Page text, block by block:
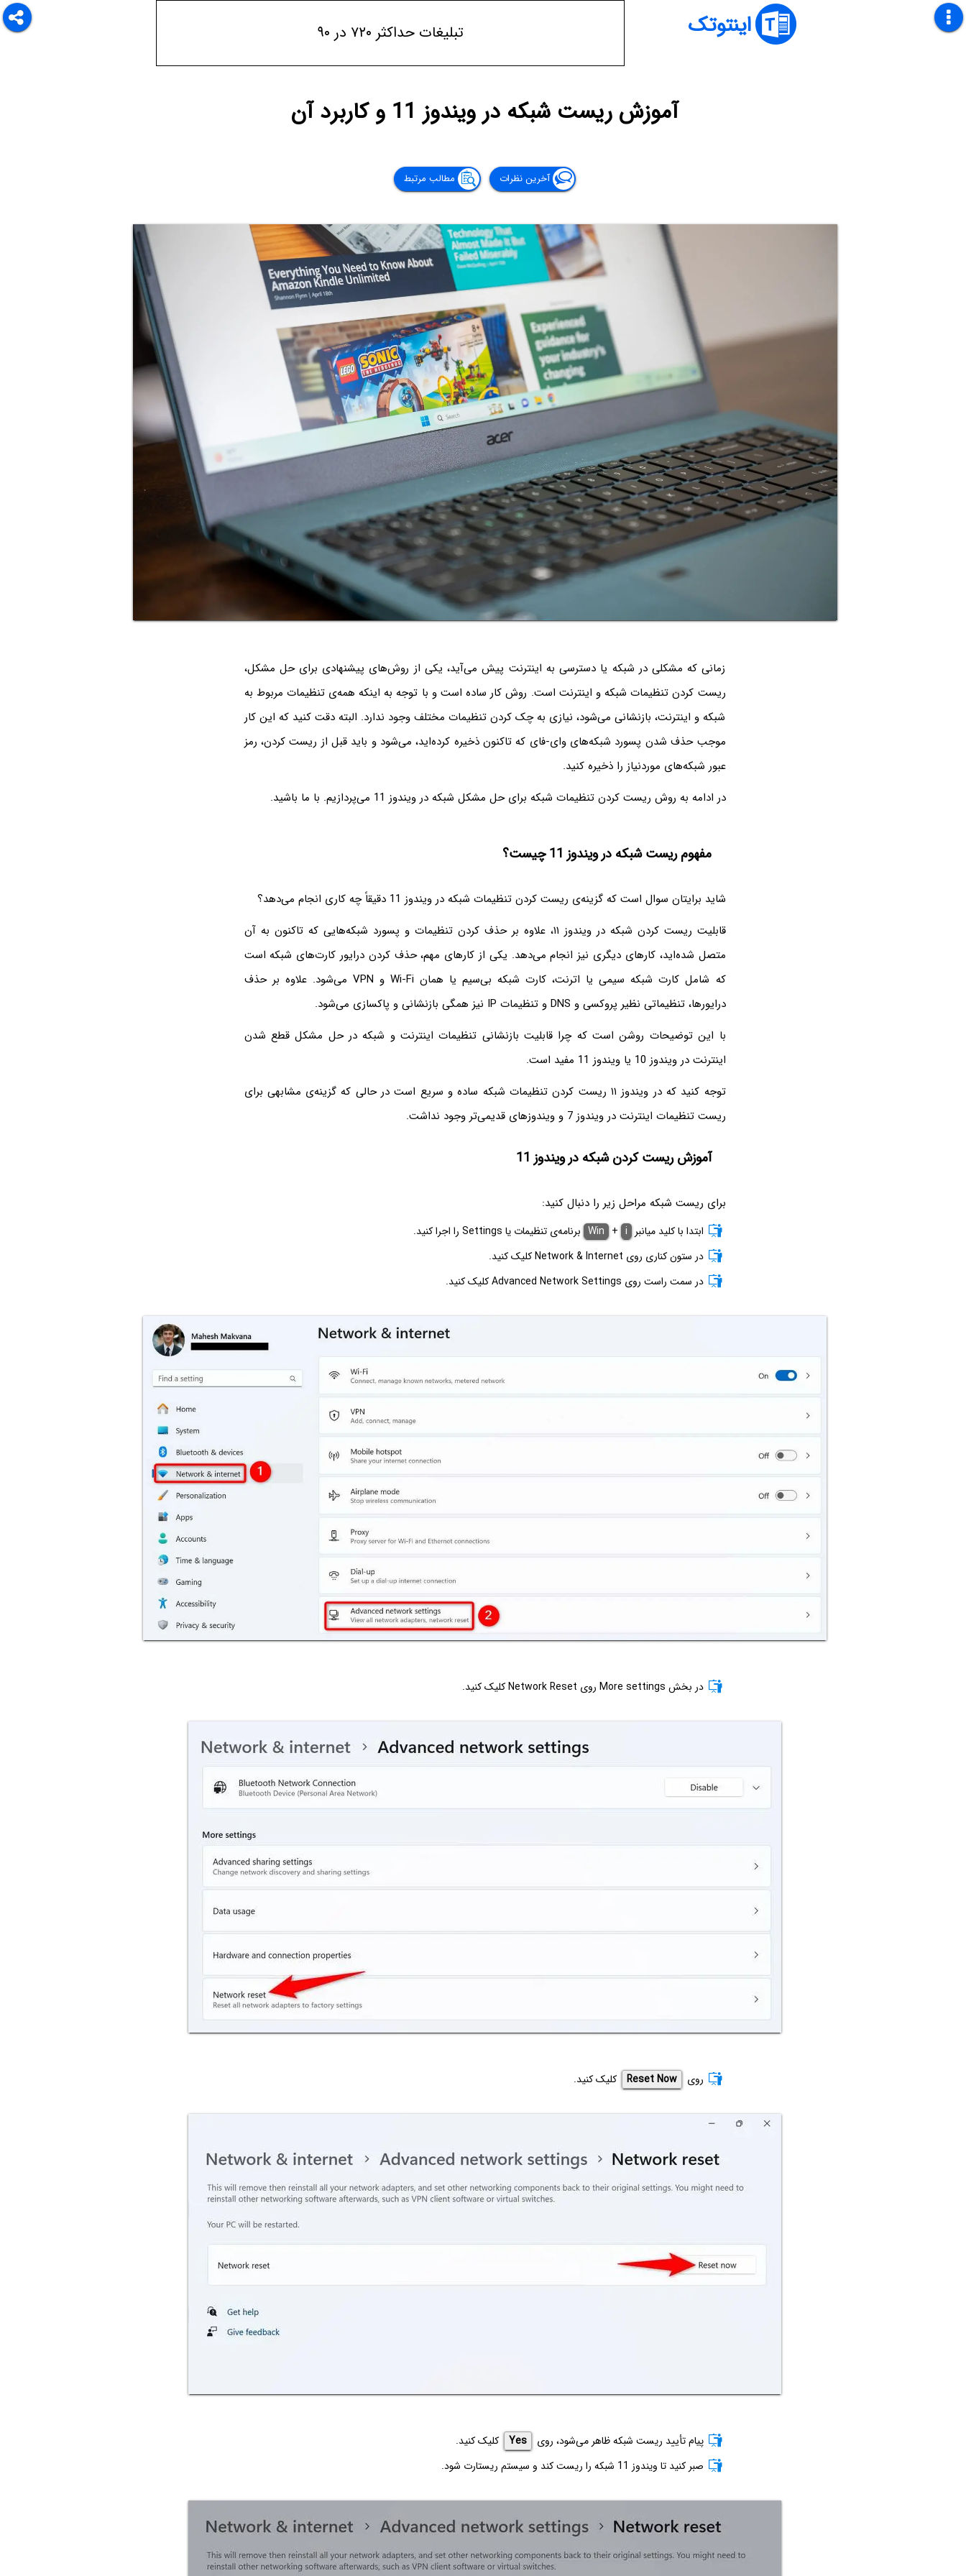
اینتوتک تبلیغات حداکثر ۷۲۰ در ۹۰
آموزش ریست شبکه در ویندوز 11 و کاربرد آن
آخرین نظرات مطالب مرتبط
زمانی که مشکلی در شبکه یا دسترسی به اینترنت پیش می‌آید، یکی از روش‌های پیشنهادی برای حل مشکل،
ریست کردن تنظیمات شبکه و اینترنت است. روش کار ساده است و با توجه به اینکه همه‌ی تنظیمات مربوط به
شبکه و اینترنت، بازنشانی می‌شود، نیازی به چک کردن تنظیمات مختلف وجود ندارد. البته دقت کنید که این کار
موجب حذف شدن پسورد شبکه‌های وای-فای که تاکنون ذخیره کرده‌اید، می‌شود و باید قبل از ریست کردن، رمز
عبور شبکه‌های موردنیاز را ذخیره کنید.
در ادامه به روش ریست کردن تنظیمات شبکه برای حل مشکل شبکه در ویندوز 11 می‌پردازیم. با ما باشید.
مفهوم ریست شبکه در ویندوز 11 چیست؟
شاید برایتان سوال است که گزینه‌ی ریست کردن تنظیمات شبکه در ویندوز 11 دقیقاً چه کاری انجام می‌دهد؟
قابلیت ریست کردن شبکه در ویندوز ۱۱، علاوه بر حذف کردن تنظیمات و پسورد شبکه‌هایی که تاکنون به آن
متصل شده‌اید، کارهای دیگری نیز انجام می‌دهد. یکی از کارهای مهم، حذف کردن درایور کارت‌های شبکه است
که شامل کارت شبکه سیمی یا اترنت، کارت شبکه بی‌سیم یا همان Wi-Fi و VPN می‌شود. علاوه بر حذف
درایورها، تنظیماتی نظیر پروکسی و DNS و تنظیمات IP نیز همگی بازنشانی و پاکسازی می‌شود.
با این توضیحات روشن است که چرا قابلیت بازنشانی تنظیمات اینترنت و شبکه در حل مشکل قطع شدن
اینترنت در ویندوز 10 یا ویندوز 11 مفید است.
توجه کنید که در ویندوز ۱۱ ریست کردن تنظیمات شبکه ساده و سریع است در حالی که گزینه‌ی مشابهی برای
ریست تنظیمات اینترنت در ویندوز 7 و ویندوزهای قدیمی‌تر وجود نداشت.
آموزش ریست کردن شبکه در ویندوز 11
برای ریست شبکه مراحل زیر را دنبال کنید:
ابتدا با کلید میانبر Win + i
برنامه‌ی تنظیمات یا Settings را اجرا کنید.
در ستون کناری روی Network & Internet کلیک کنید.
در سمت راست روی Advanced Network Settings کلیک کنید.
در بخش More settings روی Network Reset کلیک کنید.
روی Reset Now کلیک کنید.
پیام تأیید ریست شبکه ظاهر می‌شود، روی Yes
کلیک کنید.
صبر کنید تا ویندوز 11 شبکه را ریست کند و سیستم ریستارت شود.